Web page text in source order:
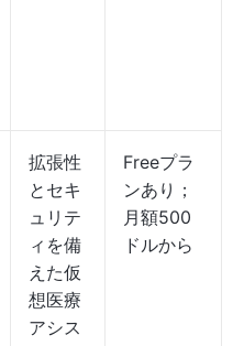
拡張性
とセキ
ュリテ
ィを備
えた仮
想医療
アシス
Freeプラ
ンあり；
月額500
ドルから